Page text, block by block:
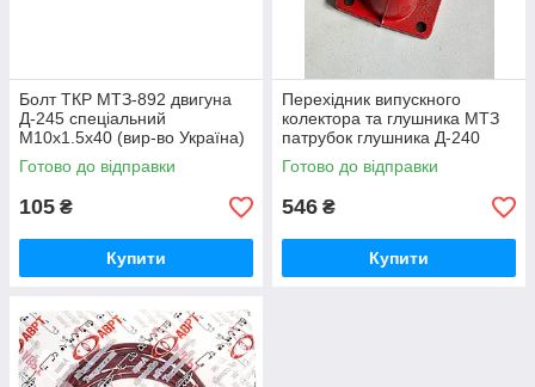
Болт ТКР МТЗ-892 двигуна
Д-245 спеціальний
М10х1.5х40 (вир-во Україна)
245-1008031 / 245-1008031-А
Готово до відправки
105 ₴
Купити
Перехідник випускного
колектора та глушника МТЗ
патрубок глушника Д-240
(вир-во Україна) 240-
1008021-Б1 / 240-1008021
Готово до відправки
546 ₴
Купити